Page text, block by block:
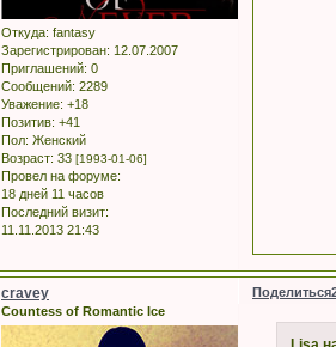
Откуда: fantasy
Зарегистрирован: 12.07.2007
Приглашений: 0
Сообщений: 2289
Уважение: +18
Позитив: +41
Пол: Женский
Возраст: 33 [1993-01-06]
Провел на форуме:
18 дней 11 часов
Последний визит:
11.11.2013 21:43
Поделиться
cravey
Countess of Romantic Ice